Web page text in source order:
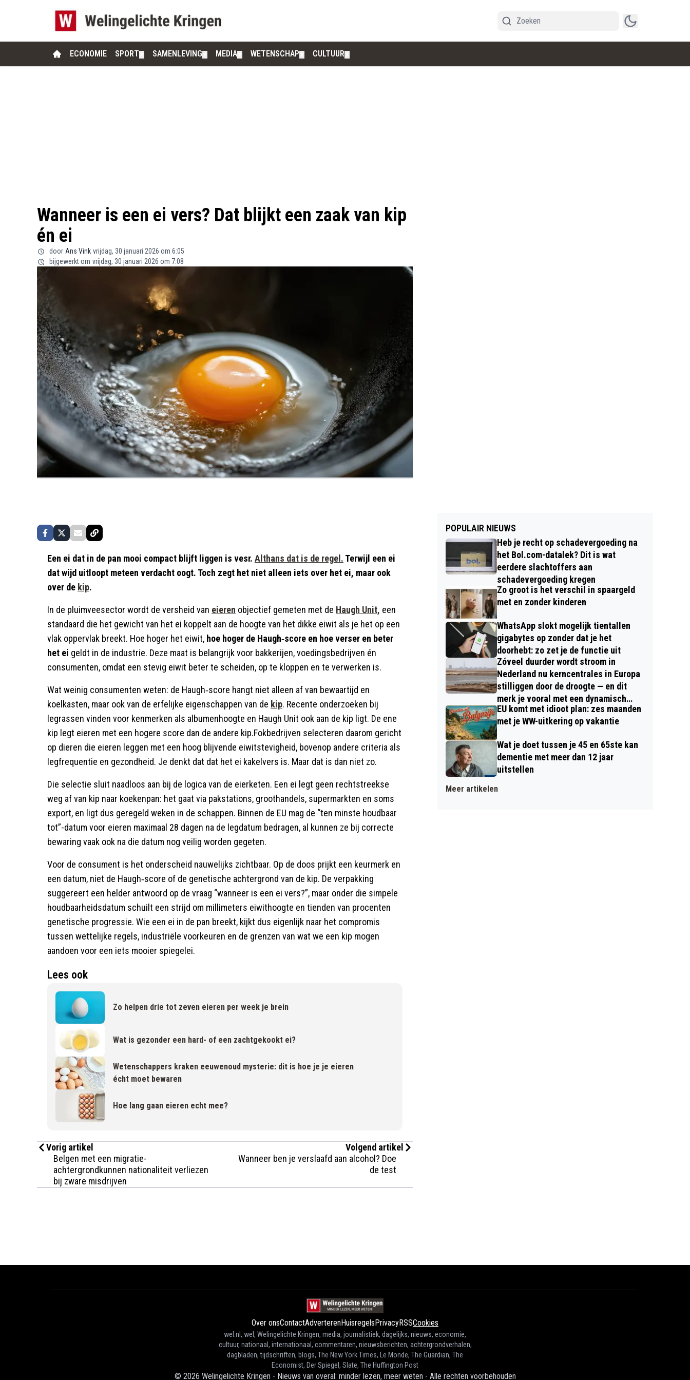
ECONOMIE SPORT SAMENLEVING MEDIA WETENSCHAP CULTUUR
Wanneer is een ei vers? Dat blijkt een zaak van kip
én ei
door Ans Vink vrijdag, 30 januari 2026 om 6:05
bijgewerkt om vrijdag, 30 januari 2026 om 7:08
Een ei dat in de pan mooi compact blijft liggen is vesr. Althans dat is de regel. Terwijl een ei
dat wijd uitloopt meteen verdacht oogt. Toch zegt het niet alleen iets over het ei, maar ook
over de kip.
In de pluimveesector wordt de versheid van eieren objectief gemeten met de Haugh Unit, een
standaard die het gewicht van het ei koppelt aan de hoogte van het dikke eiwit als je het op een
vlak oppervlak breekt. Hoe hoger het eiwit, hoe hoger de Haugh‑score en hoe verser en beter
het ei geldt in de industrie. Deze maat is belangrijk voor bakkerijen, voedingsbedrijven én
consumenten, omdat een stevig eiwit beter te scheiden, op te kloppen en te verwerken is.
Wat weinig consumenten weten: de Haugh‑score hangt niet alleen af van bewaartijd en
koelkasten, maar ook van de erfelijke eigenschappen van de kip. Recente onderzoeken bij
legrassen vinden voor kenmerken als albumenhoogte en Haugh Unit ook aan de kip ligt. De ene
kip legt eieren met een hogere score dan de andere kip.Fokbedrijven selecteren daarom gericht
op dieren die eieren leggen met een hoog blijvende eiwitstevigheid, bovenop andere criteria als
legfrequentie en gezondheid. Je denkt dat dat het ei kakelvers is. Maar dat is dan niet zo.
Die selectie sluit naadloos aan bij de logica van de eierketen. Een ei legt geen rechtstreekse
weg af van kip naar koekenpan: het gaat via pakstations, groothandels, supermarkten en soms
export, en ligt dus geregeld weken in de schappen. Binnen de EU mag de “ten minste houdbaar
tot”-datum voor eieren maximaal 28 dagen na de legdatum bedragen, al kunnen ze bij correcte
bewaring vaak ook na die datum nog veilig worden gegeten.
Voor de consument is het onderscheid nauwelijks zichtbaar. Op de doos prijkt een keurmerk en
een datum, niet de Haugh‑score of de genetische achtergrond van de kip. De verpakking
suggereert een helder antwoord op de vraag “wanneer is een ei vers?”, maar onder die simpele
houdbaarheidsdatum schuilt een strijd om millimeters eiwithoogte en tienden van procenten
genetische progressie. Wie een ei in de pan breekt, kijkt dus eigenlijk naar het compromis
tussen wettelijke regels, industriële voorkeuren en de grenzen van wat we een kip mogen
aandoen voor een iets mooier spiegelei.
Lees ook
Zo helpen drie tot zeven eieren per week je brein
Wat is gezonder een hard- of een zachtgekookt ei?
Wetenschappers kraken eeuwenoud mysterie: dit is hoe je je eieren
écht moet bewaren
Hoe lang gaan eieren echt mee?
Vorig artikel
Belgen met een migratie-
achtergrondkunnen nationaliteit verliezen
bij zware misdrijven
Volgend artikel
Wanneer ben je verslaafd aan alcohol? Doe
de test
POPULAIR NIEUWS
Heb je recht op schadevergoeding na
het Bol.com-datalek? Dit is wat
eerdere slachtoffers aan
schadevergoeding kregen
Zo groot is het verschil in spaargeld
met en zonder kinderen
WhatsApp slokt mogelijk tientallen
gigabytes op zonder dat je het
doorhebt: zo zet je de functie uit
Zóveel duurder wordt stroom in
Nederland nu kerncentrales in Europa
stilliggen door de droogte — en dit
merk je vooral met een dynamisch
contract
EU komt met idioot plan: zes maanden
met je WW-uitkering op vakantie
Wat je doet tussen je 45 en 65ste kan
dementie met meer dan 12 jaar
uitstellen
Meer artikelen
Over onsContactAdverterenHuisregelsPrivacyRSSCookies
wel.nl, wel, Welingelichte Kringen, media, journalistiek, dagelijks, nieuws, economie,
cultuur, nationaal, internationaal, commentaren, nieuwsberichten, achtergrondverhalen,
dagbladen, tijdschriften, blogs, The New York Times, Le Monde, The Guardian, The
Economist, Der Spiegel, Slate, The Huffington Post
© 2026 Welingelichte Kringen - Nieuws van overal: minder lezen, meer weten - Alle rechten voorbehouden